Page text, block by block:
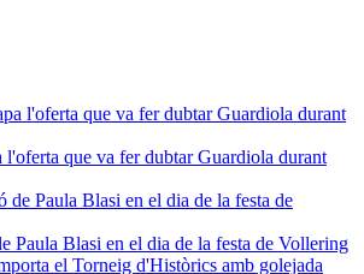
l'oferta que va fer dubtar Guardiola durant
Paula Blasi en el dia de la festa de Vollering